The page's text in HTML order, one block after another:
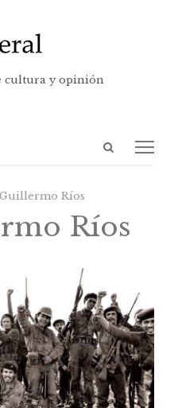
cultura y opinión
Abrir
Ríos
Ríos